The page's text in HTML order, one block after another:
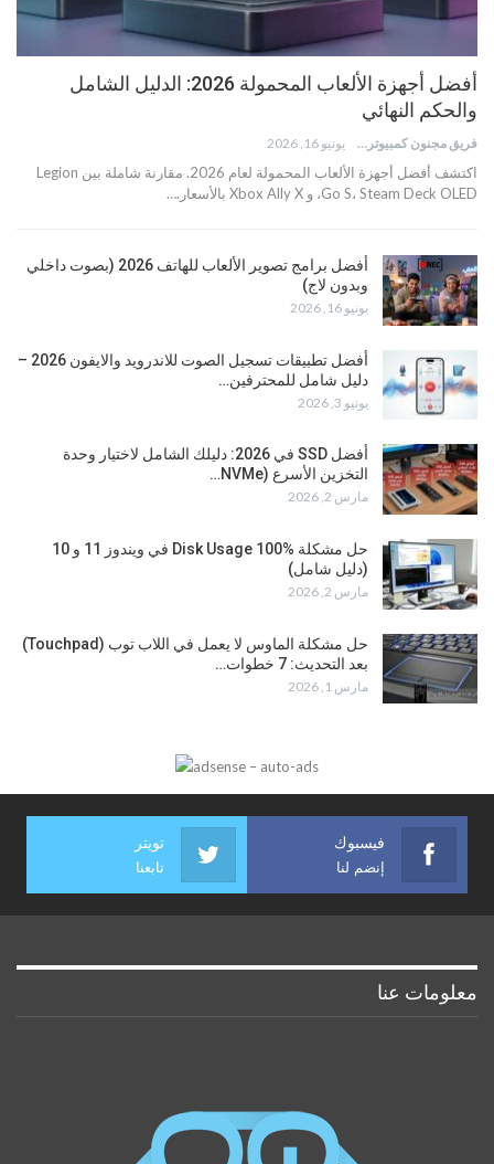
أفضل أجهزة الألعاب المحمولة 2026: الدليل الشامل
والحكم النهائي
فريق مجنون كمبيوتر يونيو 16, 2026
اكتشف أفضل أجهزة الألعاب المحمولة لعام 2026. مقارنة شاملة بين Legion
Go S، Steam Deck OLED، و Xbox Ally X بالأسعار.…
أفضل برامج تصوير الألعاب للهاتف 2026 (بصوت داخلي
وبدون لاج)
يونيو 16, 2026
أفضل تطبيقات تسجيل الصوت للاندرويد والايفون 2026 –
دليل شامل للمحترفين…
يونيو 3, 2026
أفضل SSD في 2026: دليلك الشامل لاختيار وحدة
التخزين الأسرع (NVMe…
مارس 2, 2026
حل مشكلة Disk Usage 100% في ويندوز 11 و 10
(دليل شامل)
مارس 2, 2026
حل مشكلة الماوس لا يعمل في اللاب توب (Touchpad)
بعد التحديث: 7 خطوات…
مارس 1, 2026
فيسبوك
إنضم لنا
تويتر
تابعنا
معلومات عنا